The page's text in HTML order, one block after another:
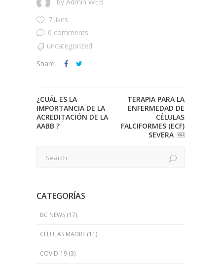
7 likes
0 comments
uncategorized
Share
¿CUÁL ES LA
IMPORTANCIA DE LA
ACREDITACIÓN DE LA
AABB ?
TERAPIA PARA LA
ENFERMEDAD DE
CÉLULAS
FALCIFORMES (ECF)
SEVERA ￼
CATEGORÍAS
BC NEWS (17)
CÉLULAS MADRE (11)
COVID-19 (3)